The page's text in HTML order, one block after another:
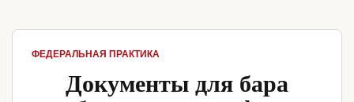
ФЕДЕРАЛЬНАЯ ПРАКТИКА
Документы для бара